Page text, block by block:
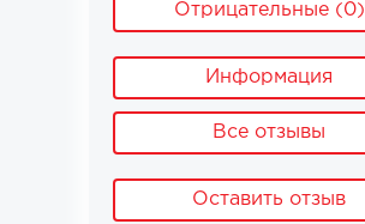
Отрицательные (0)
Информация
Все отзывы
Оставить отзыв